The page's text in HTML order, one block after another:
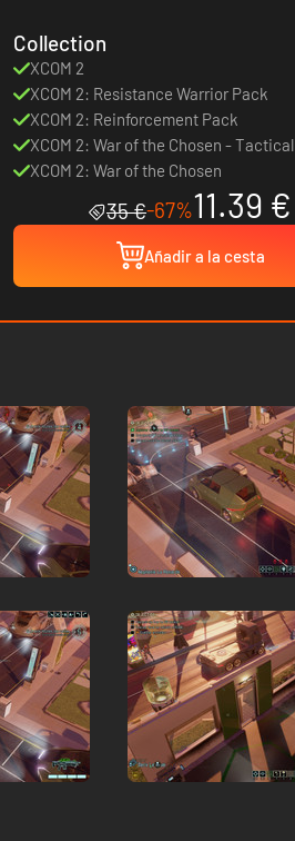
Collection
XCOM 2
XCOM 2: Resistance Warrior Pack
XCOM 2: Reinforcement Pack
XCOM 2: War of the Chosen -
Pack
XCOM 2: War of the Chosen
35 €-67%11.39 €
Añadir a la cesta